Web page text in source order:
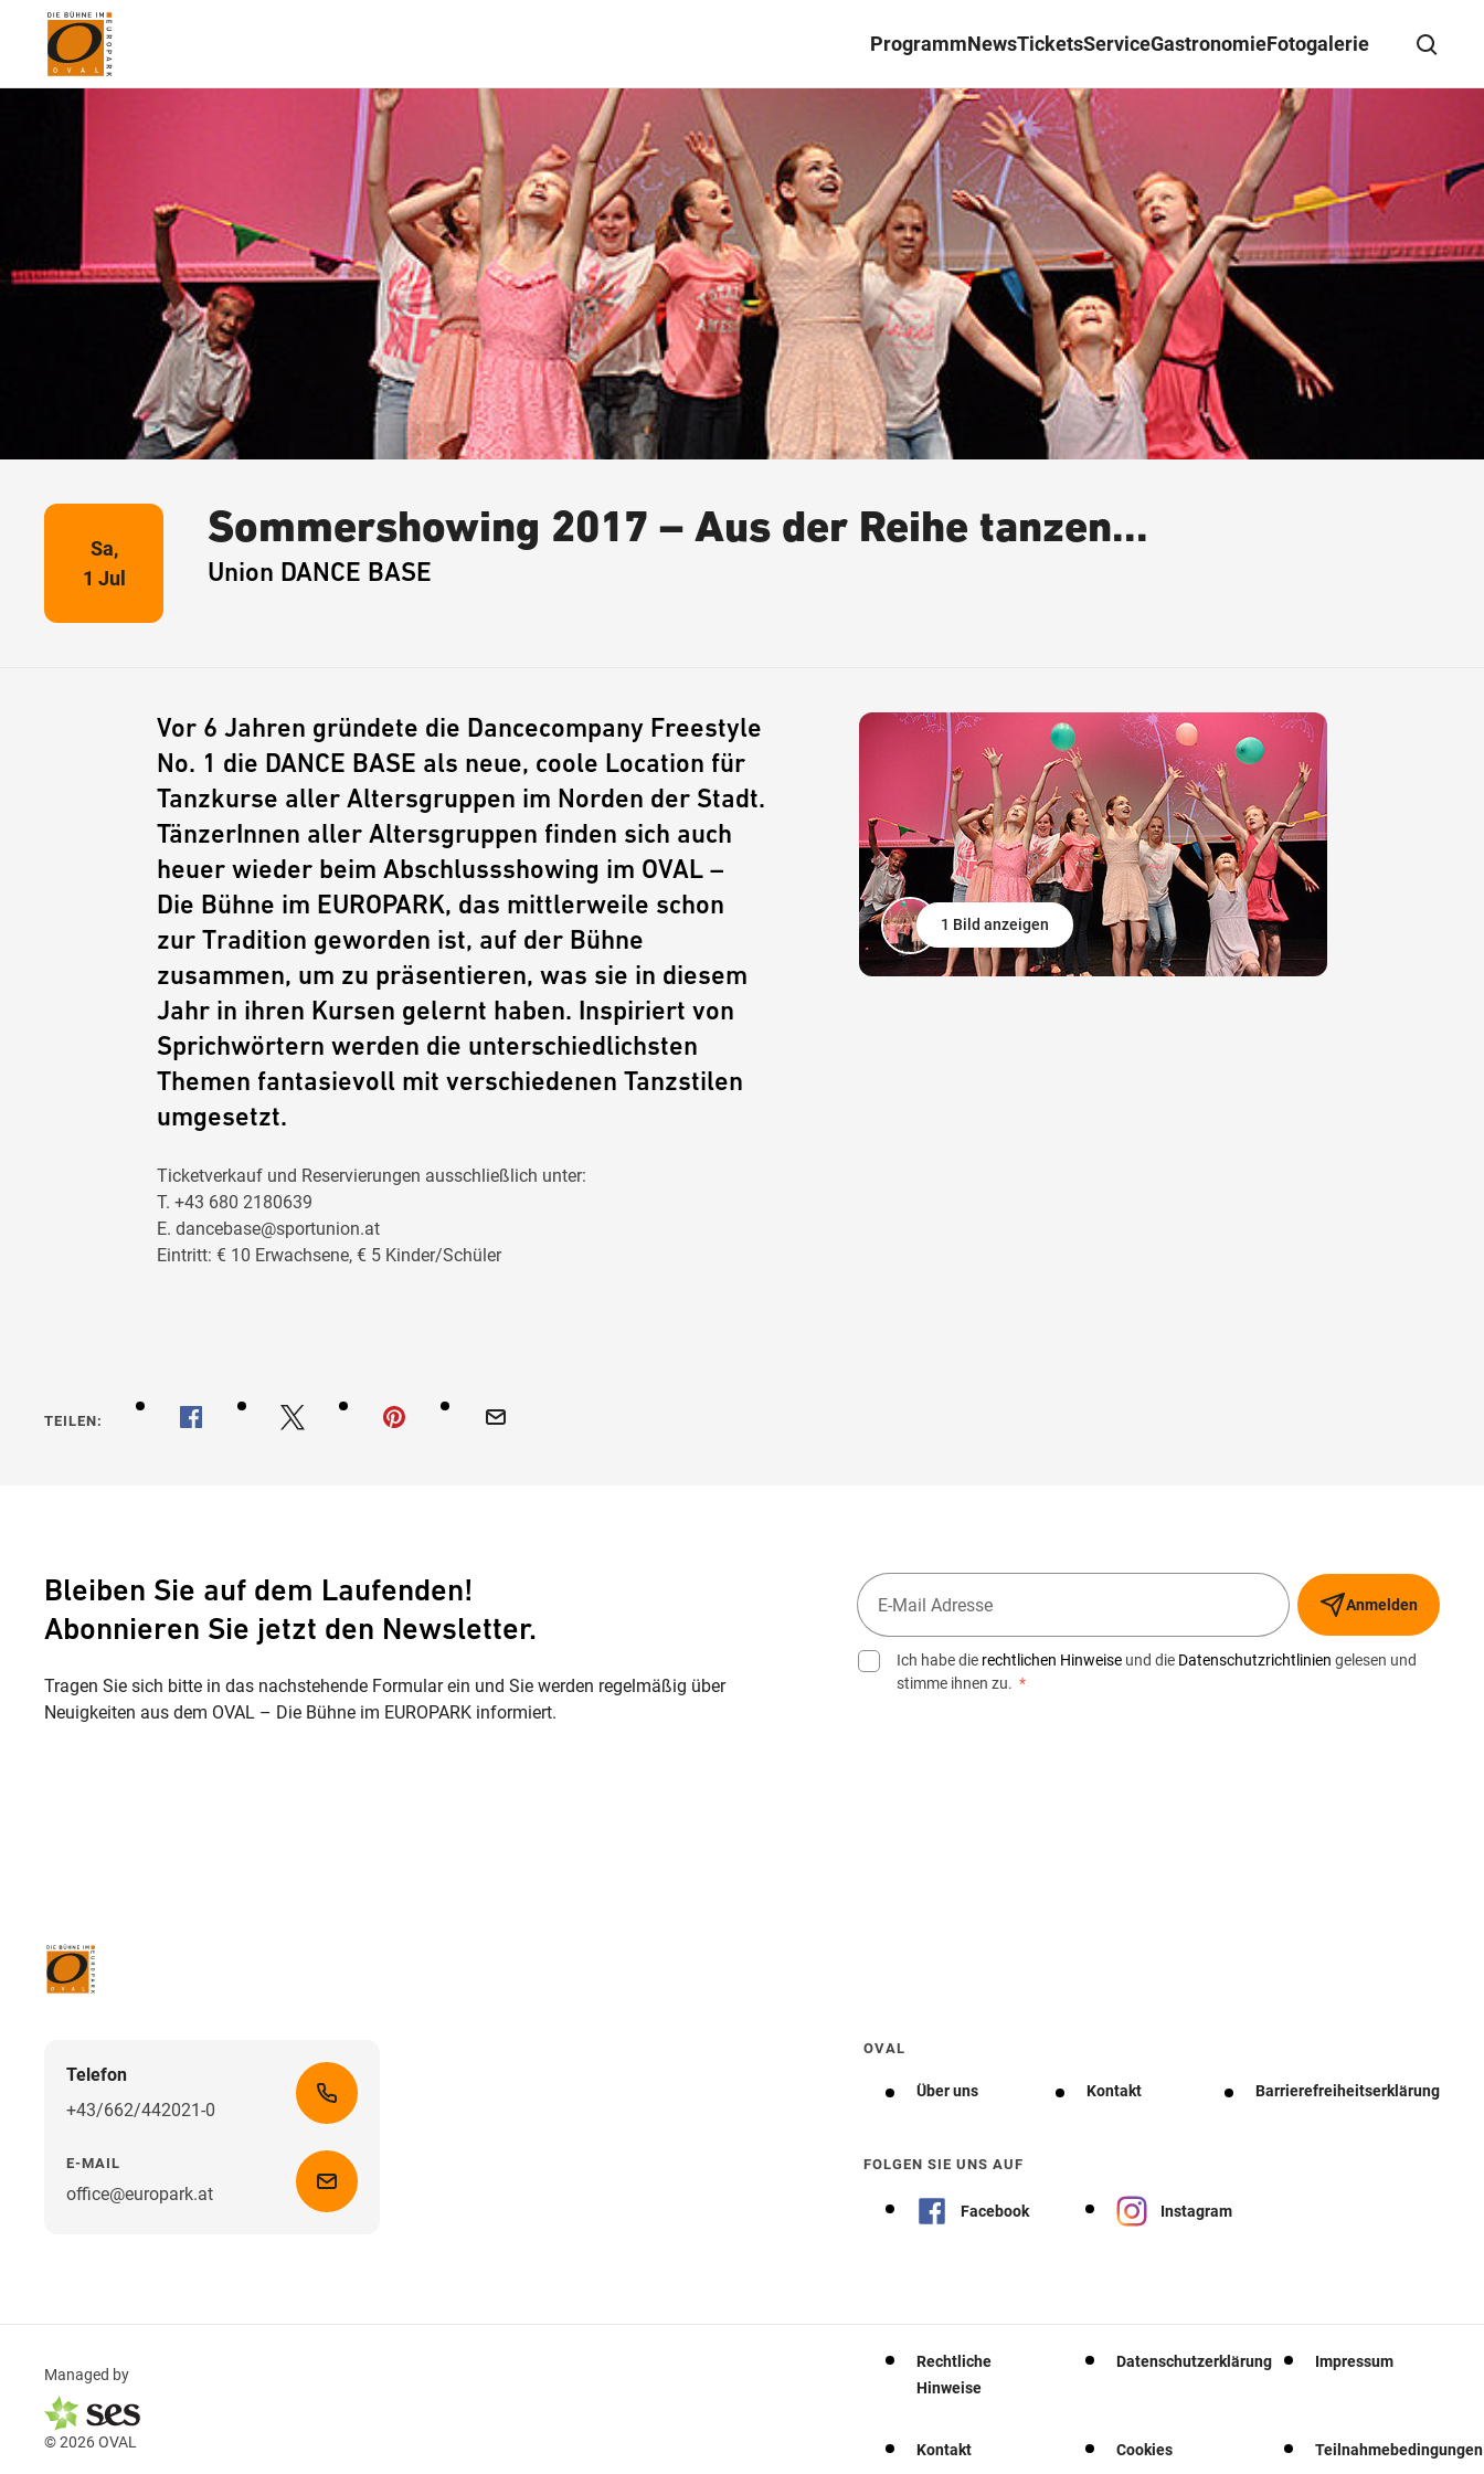
ProgrammNewsTicketsServiceGastronomieFotogalerie
Suche schließen
Wegbeschreibung erhalten
Sa,
1 Jul
Sommershowing 2017 – Aus der Reihe tanzen...
Union DANCE BASE
Vor 6 Jahren gründete die Dancecompany Freestyle
No. 1 die DANCE BASE als neue, coole Location für
Tanzkurse aller Altersgruppen im Norden der Stadt.
TänzerInnen aller Altersgruppen finden sich auch
heuer wieder beim Abschlussshowing im OVAL –
Die Bühne im EUROPARK, das mittlerweile schon
zur Tradition geworden ist, auf der Bühne
zusammen, um zu präsentieren, was sie in diesem
Jahr in ihren Kursen gelernt haben. Inspiriert von
Sprichwörtern werden die unterschiedlichsten
Themen fantasievoll mit verschiedenen Tanzstilen
umgesetzt.
Ticketverkauf und Reservierungen ausschließlich unter:
T. +43 680 2180639
E. dancebase@sportunion.at
Eintritt: € 10 Erwachsene, € 5 Kinder/Schüler
1 Bild anzeigen
TEILEN:
Bleiben Sie auf dem Laufenden!
Abonnieren Sie jetzt den Newsletter.
Tragen Sie sich bitte in das nachstehende Formular ein und Sie werden regelmäßig über
Neuigkeiten aus dem OVAL – Die Bühne im EUROPARK informiert.
Anmelden
Ich habe die rechtlichen Hinweise und die Datenschutzrichtlinien gelesen und
stimme ihnen zu. *
Telefon
+43/662/442021-0
E-MAIL
office@europark.at
OVAL
Über uns Kontakt Barrierefreiheitserklärung
FOLGEN SIE UNS AUF
Facebook Instagram
Managed by
© 2026 OVAL
Rechtliche
Hinweise
Datenschutzerklärung Impressum
Kontakt Cookies Teilnahmebedingungen